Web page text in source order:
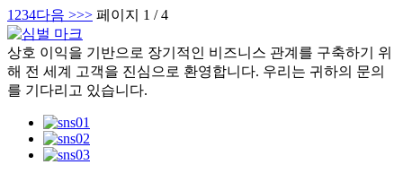
1 234다음 >>> 페이지 1 / 4
상호 이익을 기반으로 장기적인 비즈니스 관계를 구축하기 위
해 전 세계 고객을 진심으로 환영합니다. 우리는 귀하의 문의
를 기다리고 있습니다.